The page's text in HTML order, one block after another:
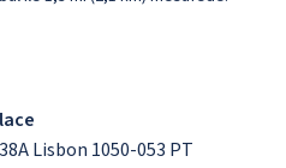
Lisbon 1050-053 PT